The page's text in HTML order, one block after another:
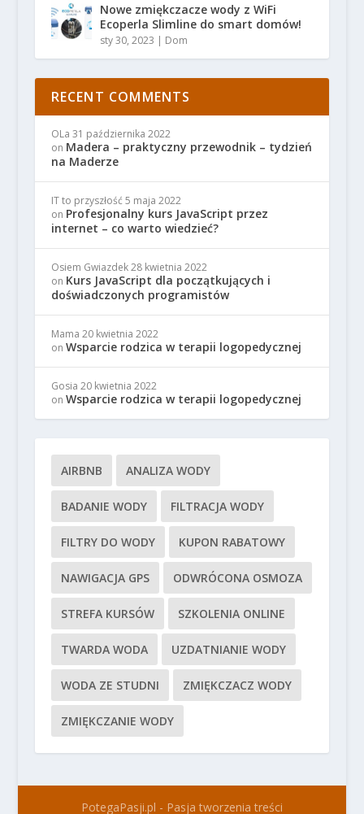
Nowe zmiękczacze wody z WiFi
Ecoperla Slimline do smart domów!
sty 30, 2023 | Dom
RECENT COMMENTS
OLa 31 października 2022
on Madera – praktyczny przewodnik – tydzień
na Maderze
IT to przyszłość 5 maja 2022
on Profesjonalny kurs JavaScript przez
internet – co warto wiedzieć?
Osiem Gwiazdek 28 kwietnia 2022
on Kurs JavaScript dla początkujących i
doświadczonych programistów
Mama 20 kwietnia 2022
on Wsparcie rodzica w terapii logopedycznej
Gosia 20 kwietnia 2022
on Wsparcie rodzica w terapii logopedycznej
AIRBNB ANALIZA WODY
BADANIE WODY FILTRACJA WODY
FILTRY DO WODY KUPON RABATOWY
NAWIGACJA GPS ODWRÓCONA OSMOZA
STREFA KURSÓW SZKOLENIA ONLINE
TWARDA WODA UZDATNIANIE WODY
WODA ZE STUDNI ZMIĘKCZACZ WODY
ZMIĘKCZANIE WODY
PotegaPasji.pl - Pasja tworzenia treści